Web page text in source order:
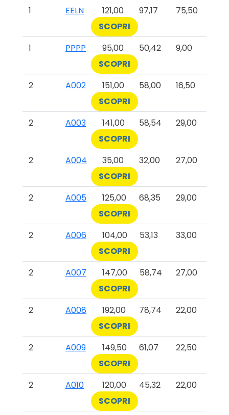
1
EELN 121,00 97,17
75,50
SCOPRI
1
PPPP 95,00 50,42
9,00
SCOPRI
2
A002 151,00 58,00
16,50
SCOPRI
2
A003 141,00 58,54
29,00
SCOPRI
2
A004 35,00 32,00
27,00
SCOPRI
2
A005 125,00 68,35
29,00
SCOPRI
2
A006 104,00 53,13
33,00
SCOPRI
2
A007 147,00 58,74
27,00
SCOPRI
2
A008 192,00 78,74
22,00
SCOPRI
2
A009 149,50 61,07
22,50
SCOPRI
2
A010 120,00 45,32
22,00
SCOPRI